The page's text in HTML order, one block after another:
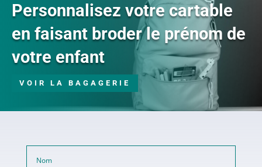
Personnalisez votre cartable
en faisant broder le prénom de
votre enfant
VOIR LA BAGAGERIE